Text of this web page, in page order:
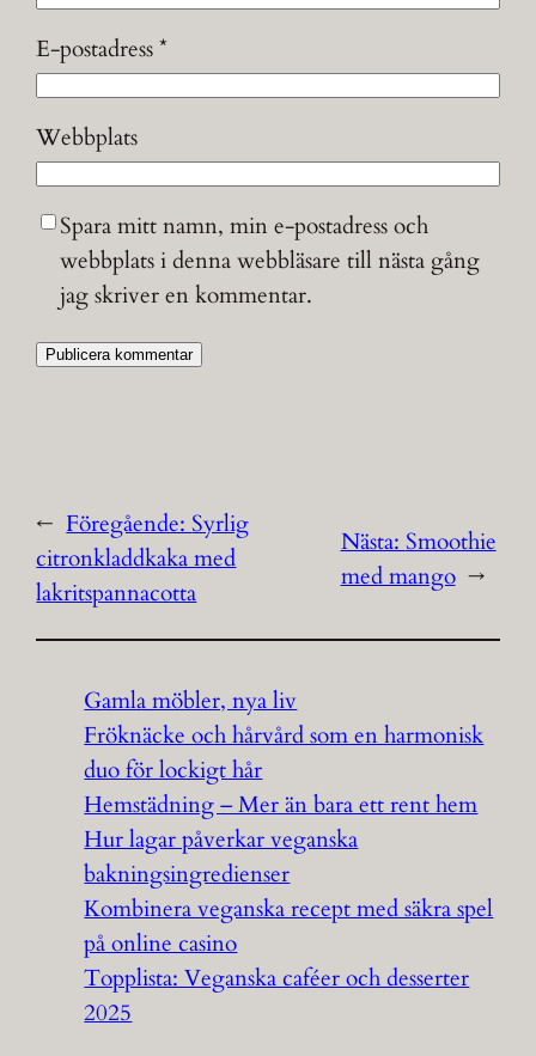
E-postadress*
Webbplats
Spara mitt namn, min e-postadress och
webbplats i denna webbläsare till nästa gång
jag skriver en kommentar.
← Föregående:Syrlig
citronkladdkaka med
lakritspannacotta
Nästa: Smoothie
med mango →
Gamla möbler, nya liv
Fröknäcke och hårvård som en harmonisk
duo för lockigt hår
Hemstädning – Mer än bara ett rent hem
Hur lagar påverkar veganska
bakningsingredienser
Kombinera veganska recept med säkra spel
på online casino
Topplista: Veganska caféer och desserter
2025